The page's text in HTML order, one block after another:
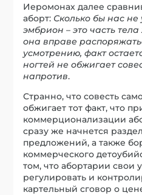
Иеромонах далее
аборт: Сколько бы нас не
эмбрион – это часть
она вправе
усмотрению, факт
ногтей не обжигает
напротив.
Странно, что совесть
обжигает тот факт, что
коммерционализации
сразу же начнется
предложений, а также
коммерческого
том, что абортарии свои
регулировать и
картельный сговор о